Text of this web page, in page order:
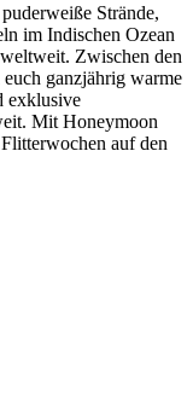
Strände,
im Indischen Ozean
Zwischen den
ganzjährig warme
exklusive
Mit Honeymoon
auf den